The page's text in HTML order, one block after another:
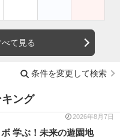
て見る
条件を変更して検索
ング
2026年8月7日
学ぶ！未来の遊園地